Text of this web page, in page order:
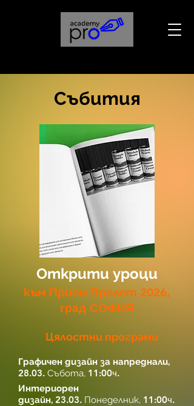
Събития
Открити уроци
към Прием Пролет 2026,
град СОФИЯ
Цялостни програми
Графичен дизайн за напреднали,
28.03. Събота, 11:00ч.
Интериорен
дизайн, 23.03. Понеделник, 11:00ч.